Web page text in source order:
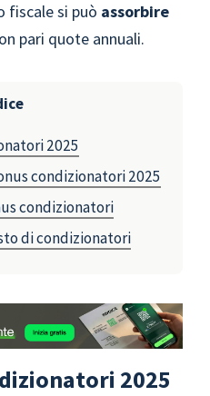
fiscale si può assorbire
pari quote annuali.
2025
condizionatori 2025
condizionatori
di condizionatori
2025